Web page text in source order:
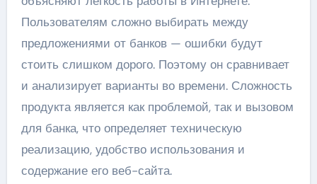
Пользователям сложно выбирать между
предложениями от банков — ошибки будут
стоить слишком дорого. Поэтому он сравнивает
и анализирует варианты во времени. Сложность
продукта является как проблемой, так и вызовом
для банка, что определяет техническую
реализацию, удобство использования и
содержание его веб-сайта.